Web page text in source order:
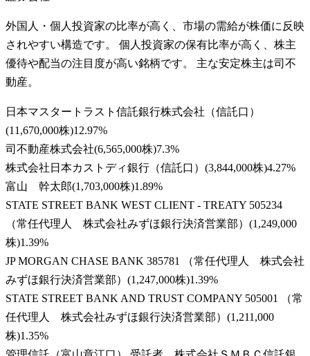
外国人・個人投資家の比率が高く、市場の需給が株価に反映
されやすい構造です。 個人投資家の保有比率が高く、株主
優待や配当の注目度が高い銘柄です。 主な安定株主は司不
動産。
日本マスタートラスト信託銀行株式会社（信託口）
(11,670,000株)12.97%
司不動産株式会社(6,565,000株)7.3%
株式会社日本カストディ銀行（信託口） (3,844,000株)4.27%
富山 幹太郎(1,703,000株)1.89%
STATE STREET BANK WEST CLIENT - TREATY 505234
（常任代理人 株式会社みずほ銀行決済営業部） (1,249,000
株)1.39%
JP MORGAN CHASE BANK 385781 （常任代理人 株式会社
みずほ銀行決済営業部） (1,247,000株)1.39%
STATE STREET BANK AND TRUST COMPANY 505001 （常
任代理人 株式会社みずほ銀行決済営業部） (1,211,000
株)1.35%